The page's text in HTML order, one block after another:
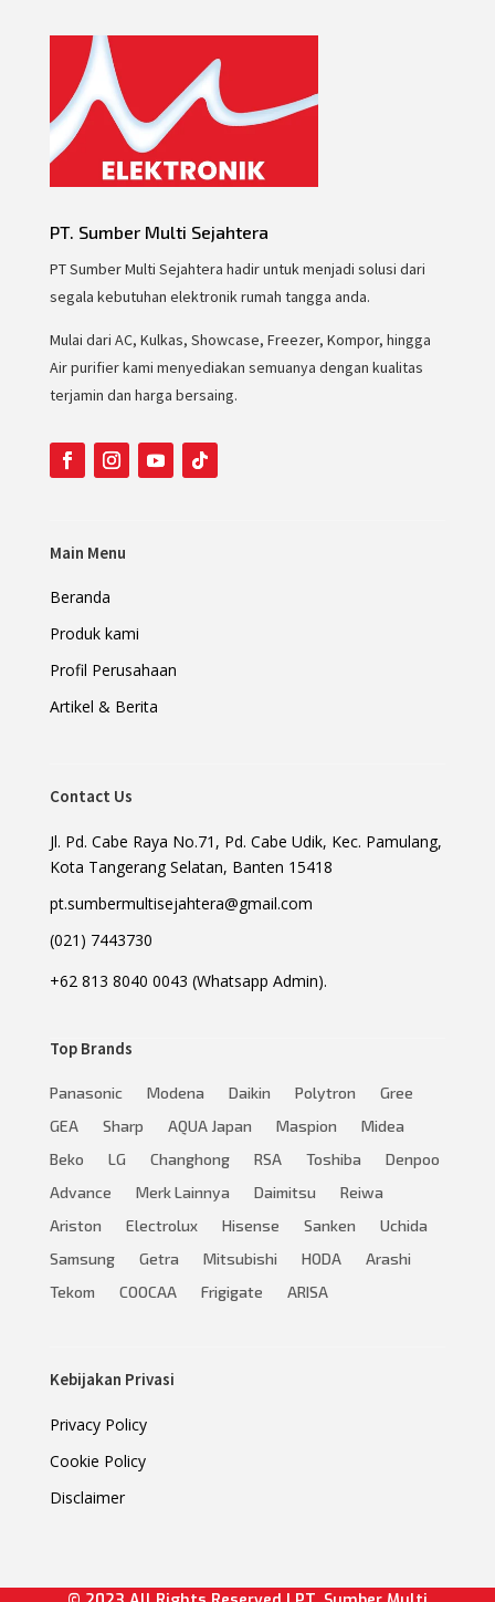
PT. Sumber Multi Sejahtera
PT Sumber Multi Sejahtera hadir untuk menjadi solusi dari
segala kebutuhan elektronik rumah tangga anda.
Mulai dari AC, Kulkas, Showcase, Freezer, Kompor, hingga
Air purifier kami menyediakan semuanya dengan kualitas
terjamin dan harga bersaing.
Main Menu
Beranda
Produk kami
Profil Perusahaan
Artikel & Berita
Contact Us
Jl. Pd. Cabe Raya No.71, Pd. Cabe Udik, Kec. Pamulang,
Kota Tangerang Selatan, Banten 15418
pt.sumbermultisejahtera@gmail.com
(021) 7443730
+62 813 8040 0043 (Whatsapp Admin).
Top Brands
Panasonic Modena Daikin Polytron
Gree
GEA
Sharp AQUA Japan Maspion
Midea
Beko
LG Changhong RSA Toshiba
Denpoo
Advance
Merk Lainnya Daimitsu
Reiwa
Ariston
Electrolux Hisense Sanken
Uchida
Samsung
Getra Mitsubishi HODA
Arashi
Tekom
COOCAA Frigigate ARISA
Kebijakan Privasi
Privacy Policy
Cookie Policy
Disclaimer